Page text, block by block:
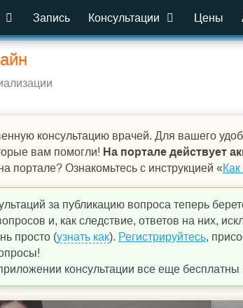
Запись Консультации Цены
консультацию врачей. Для вашего
вам помогли! На портале действует
портале? Ознакомьтесь с инструкцией «
за публикацию вопроса теперь
и, как следствие, ответов на них,
просто (узнать как). Регистрируйтесь,
консультации все еще бесплатны